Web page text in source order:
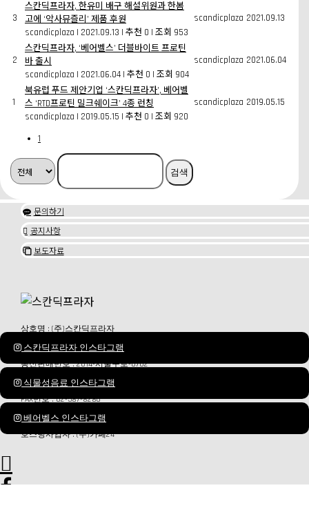
3
스칸딕프라자, 한유미 배구 해설위원과 한봄
고에 ‘악사뮤즐리’ 제품 후원
scandicplaza | 2021.09.13 | 추천 0 | 조회 953
scandicplaza 2021.09.13
2
스칸딕프라자, ‘베어벨스’ 더블바이트 프로틴
바 출시
scandicplaza | 2021.06.04 | 추천 0 | 조회 904
scandicplaza 2021.06.04
1
북유럽 푸드 제안기업 ‘스칸딕프라자’, 베어벨
스 ‘RTD프로틴 밀크쉐이크’ 4종 런칭
scandicplaza | 2019.05.15 | 추천 0 | 조회 920
scandicplaza 2019.05.15
1
검색
 문의하기
 공지사항
 보도자료
상호명 : (주)스칸딕프라자
사업자등록번호 : 107-87-65552
통신판매번호 : 2014-서울구로-0702
전화번호 : 02-856-8700
FAX번호 : 02-587-8286
개인정보 관리 및 책임자 : 김혜정
호스팅사업자 : (주)카페24

스칸딕프라자 인스타그램
식물성음료 인스타그램
베어벨스 인스타그램
